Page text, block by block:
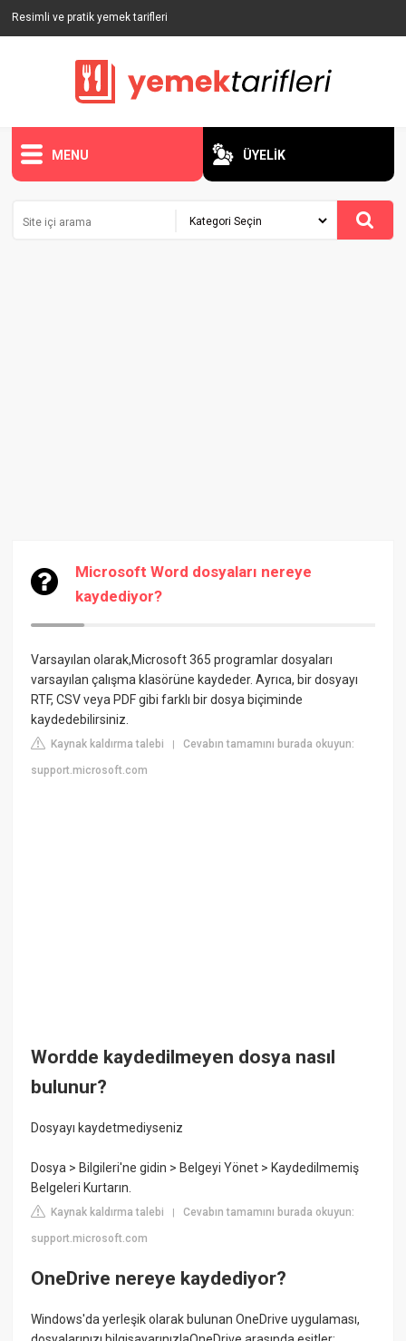
Resimli ve pratik yemek tarifleri
MENU ÜYELİK
Microsoft Word dosyaları nereye
kaydediyor?
Varsayılan olarak,Microsoft 365 programlar dosyaları
varsayılan çalışma klasörüne kaydeder. Ayrıca, bir dosyayı
RTF, CSV veya PDF gibi farklı bir dosya biçiminde
kaydedebilirsiniz.
Kaynak kaldırma talebi |Cevabın tamamını burada okuyun:
support.microsoft.com
Wordde kaydedilmeyen dosya nasıl
bulunur?
Dosyayı kaydetmediyseniz
Dosya > Bilgileri'ne gidin > Belgeyi Yönet > Kaydedilmemiş
Belgeleri Kurtarın.
Kaynak kaldırma talebi |Cevabın tamamını burada okuyun:
support.microsoft.com
OneDrive nereye kaydediyor?
Windows'da yerleşik olarak bulunan OneDrive uygulaması,